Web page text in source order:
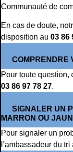
Communauté de
En cas de doute,
disposition au 03 86
COMPRENDRE
Pour toute question,
03 86 97 78 27.
SIGNALER UN
MARRON OU
Pour signaler un
l’ambassadeur du tri